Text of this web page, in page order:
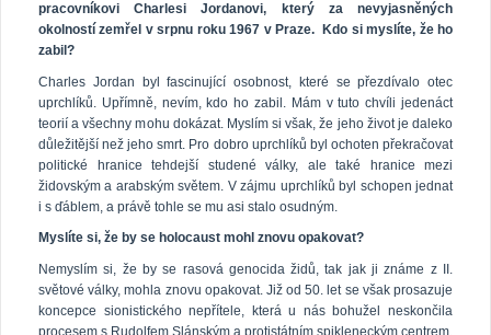
pracovníkovi Charlesi Jordanovi, který za nevyjasněných
okolností zemřel v srpnu roku 1967 v Praze. Kdo si myslíte, že ho
zabil?
Charles Jordan byl fascinující osobnost, které se přezdívalo otec
uprchlíků. Upřímně, nevím, kdo ho zabil. Mám v tuto chvíli jedenáct
teorií a všechny mohu dokázat. Myslím si však, že jeho život je daleko
důležitější než jeho smrt. Pro dobro uprchlíků byl ochoten překračovat
politické hranice tehdejší studené války, ale také hranice mezi
židovským a arabským světem. V zájmu uprchlíků byl schopen jednat
i s ďáblem, a právě tohle se mu asi stalo osudným.
Myslíte si, že by se holocaust mohl znovu opakovat?
Nemyslím si, že by se rasová genocida židů, tak jak ji známe z II.
světové války, mohla znovu opakovat. Již od 50. let se však prosazuje
koncepce sionistického nepřítele, která u nás bohužel neskončila
procesem s Rudolfem Slánským a protistátním spikleneckým centrem.